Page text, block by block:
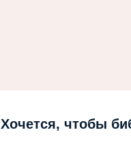
Хочется, чтобы